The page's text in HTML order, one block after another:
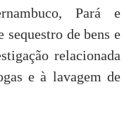
Pará e
sequestro de bens e
relacionada
e à lavagem de